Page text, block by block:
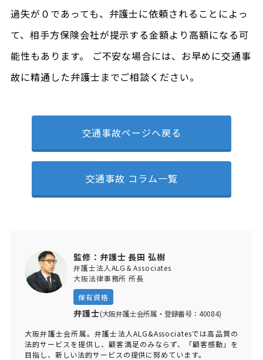
過失が０であっても、弁護士に依頼されることによっ
て、相手方保険会社が提示する金額より高額になる可
能性もあります。 ご不安な場合には、お早めに交通事
故に精通した弁護士までご相談ください。
交通事故ページへ戻る
交通事故 コラム一覧
監修：弁護士 長田 弘樹
弁護士法人ALG＆Associates
大阪法律事務所 所長
保有資格
弁護士(大阪弁護士会所属・登録番号：40084)
大阪弁護士会所属。弁護士法人ALG&Associatesでは高品質の
法的サービスを提供し、顧客満足のみならず、「顧客感動」を
目指し、新しい法的サービスの提供に努めています。